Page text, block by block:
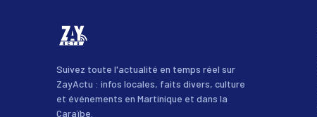
Suivez toute l'actualité en temps réel sur
ZayActu : infos locales, faits divers, culture
et événements en Martinique et dans la
Caraïbe.